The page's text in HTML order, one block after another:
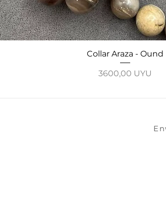
Vista rápida
Collar Araza - Ound
Precio
3600,00 UYU